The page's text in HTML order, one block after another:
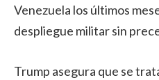
Venezuela los últimos
despliegue militar sin
Trump asegura que se